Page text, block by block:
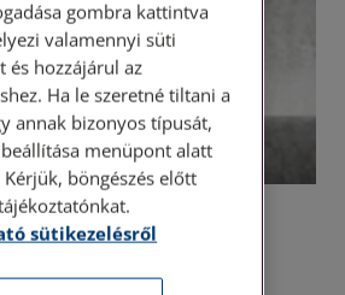
szinonimaként
nem kéne…
gombra kattintva
valamennyi süti
és hozzájárul az
Ha le szeretné tiltani a
annak bizonyos típusát,
menüpont alatt
böngészés előtt
sütikezelésről